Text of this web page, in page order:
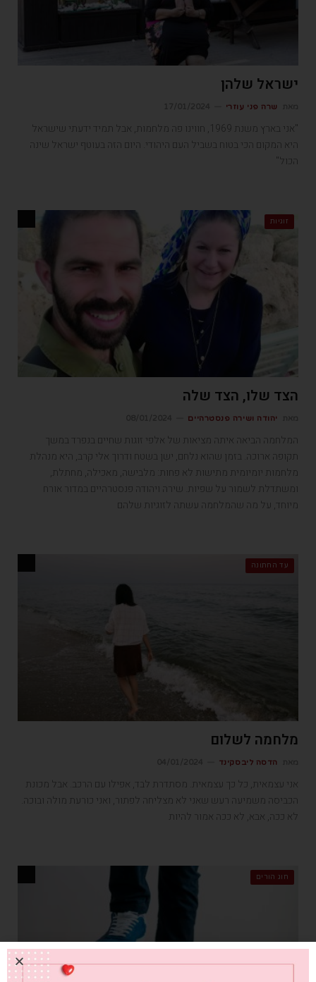
ישראל שלהן
שרה פני עוזרי
"אני בארץ משנת 1969, חווינו פה מלחמות, אבל תמיד ידעתי שישראל
היא המקום הכי בטוח בשביל העם היהודי. היום הזה בעוטף ישראל שינה
הכול"
זוגיות
הצד שלו, הצד שלה
יהודה ושירה פנסטרהיים
המלחמה הביאה איתה מציאות של אלפי זוגות שחיים בנפרד במשך
תקופה ארוכה. בזמן שהוא נלחם, ישן בשטח ודרוך אלי קרב, היא מנהלת
מלחמות יומיומית מתישות לא פחות: מלבישה, מאכילה, מחתלת,
ומשתדלת לשמור על שפיות. שירה ויהודה פנסטרהיים במדור אורח
מיוחד, על מה שהמלחמה עשתה לזוגיות שלהם
עד החתונה
מלחמה לשלום
הדסה ליבסקינד
אני עצמאית, כל כך עצמאית. מסתדרת לבד, אפילו עם הרכב. אבל מכונת
הכביסה משמיעה רעש שאני לא מצליחה לפתור, ואני כורעת מולה ובוכה.
לא ככה, אבא, לא ככה אמור להיות
חוג הורים